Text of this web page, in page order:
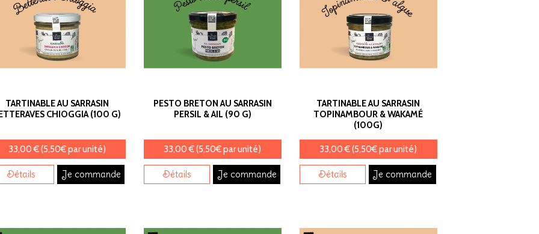
TARTINABLE AU SARRASIN
CHIOGGIA (100 G)
33,00 € (5,50€ par unité)
Détails Je commande
PESTO BRETON AU SARRASIN
PERSIL & AIL (90 G)
33,00 € (5,50€ par unité)
Détails Je commande
TARTINABLE AU SARRASIN
TOPINAMBOUR & WAKAMÉ
(100G)
33,00 € (5,50€ par unité)
Détails Je commande